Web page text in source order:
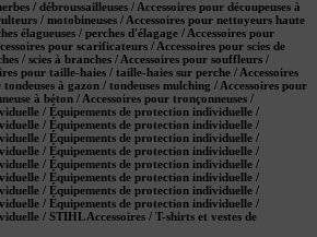
/ débroussailleuses / Accessoires pour découpeuses à
/ motobineuses / Accessoires pour nettoyeurs haute
élagueuses / perches d'élagage / Accessoires pour
pour scarificateurs / Accessoires pour scies de
/ scies à branches / Accessoires pour souffleurs /
pour taille-haies / taille-haies sur perche / Accessoires
à gazon / tondeuses mulching / Accessoires pour
à béton / Accessoires pour tronçonneuses /
/ Équipements de protection individuelle /
/ Équipements de protection individuelle /
/ Équipements de protection individuelle /
/ Équipements de protection individuelle /
/ Équipements de protection individuelle /
/ Équipements de protection individuelle /
/ Équipements de protection individuelle /
/ Équipements de protection individuelle /
/ STIHL Accessoires / T-shirts et vestes de